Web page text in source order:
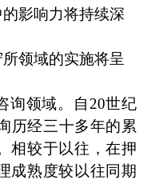
影响力将持续深
领域的实施将呈
询领域。自20世纪
历经三十多年的累
相较于以往，在押
成熟度较以往同期